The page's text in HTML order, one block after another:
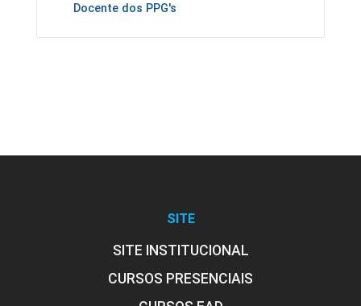
I ProfEduca - Mostra de Produtos
Educacionais
Docente dos PPG's
SITE
SITE INSTITUCIONAL
CURSOS PRESENCIAIS